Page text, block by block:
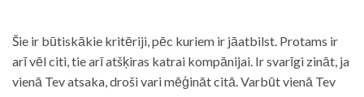
Šie ir būtiskākie kritēriji, pēc kuriem ir jāatbilst. Protams ir
arī vēl citi, tie arī atšķiras katrai kompānijai. Ir svarīgi zināt, ja
vienā Tev atsaka, droši vari mēģināt citā. Varbūt vienā Tev